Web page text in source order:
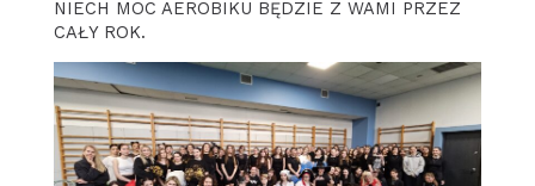
NIECH MOC AEROBIKU BĘDZIE Z WAMI PRZEZ
CAŁY ROK.